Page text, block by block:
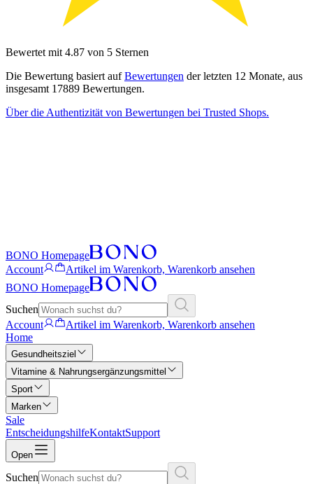
Bewertet mit 4.87 von 5 Sternen
Die Bewertung basiert aufBewertungen der letzten 12 Monate, aus
insgesamt 17889 Bewertungen.
Über die Authentizität von Bewertungen bei Trusted Shops.
BONO Homepage
Account
Artikel im Warenkorb, Warenkorb ansehen
BONO Homepage
Suchen
Account
Artikel im Warenkorb, Warenkorb ansehen
Home
Gesundheitsziel
Vitamine & Nahrungsergänzungsmittel
Sport
Marken
Sale
EntscheidungshilfeKontaktSupport
Open
Suchen